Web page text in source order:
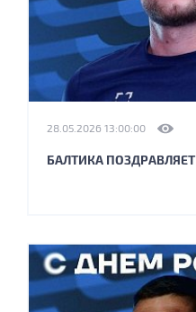
28.05.2026 13:00:00
БАЛТИКА ПОЗДРАВЛЯЕТ